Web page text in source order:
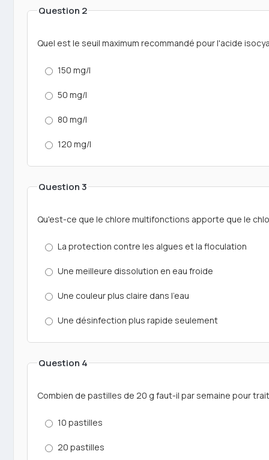
Question 2
Quel est le seuil maximum recommandé pour l'acide
150 mg/l
50 mg/l
80 mg/l
120 mg/l
Question 3
Qu'est-ce que le chlore multifonctions apporte que le
La protection contre les algues et la floculation
Une meilleure dissolution en eau froide
Une couleur plus claire dans l'eau
Une désinfection plus rapide seulement
Question 4
Combien de pastilles de 20 g faut-il par semaine pour
10 pastilles
20 pastilles